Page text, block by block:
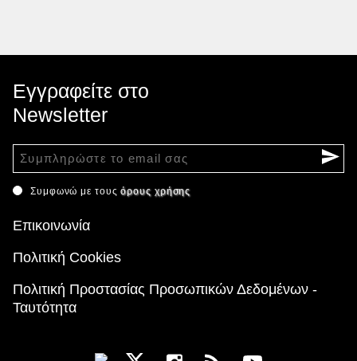
Εγγραφείτε στο
Newsletter
Συμφωνώ με τουςόρους χρήσης
Επικοινωνία
Πολιτική Cookies
Πολιτική Προστασίας Προσωπικών Δεδομένων -
Ταυτότητα